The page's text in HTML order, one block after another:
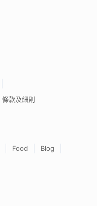
條款及細則
Food
Blog